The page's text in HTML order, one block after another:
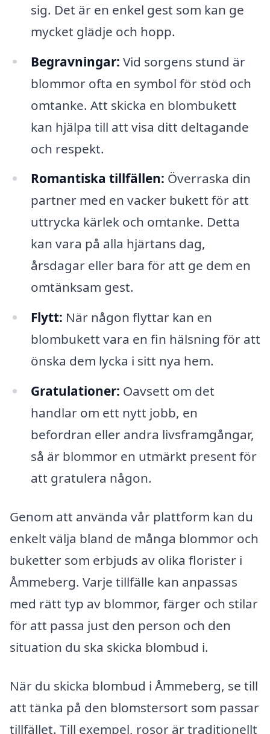
sig. Det är en enkel gest som kan ge
mycket glädje och hopp.
Begravningar: Vid sorgens stund är
blommor ofta en symbol för stöd och
omtanke. Att skicka en blombukett
kan hjälpa till att visa ditt deltagande
och respekt.
Romantiska tillfällen: Överraska din
partner med en vacker bukett för att
uttrycka kärlek och omtanke. Detta
kan vara på alla hjärtans dag,
årsdagar eller bara för att ge dem en
omtänksam gest.
Flytt: När någon flyttar kan en
blombukett vara en fin hälsning för att
önska dem lycka i sitt nya hem.
Gratulationer: Oavsett om det
handlar om ett nytt jobb, en
befordran eller andra livsframgångar,
så är blommor en utmärkt present för
att gratulera någon.
Genom att använda vår plattform kan du
enkelt välja bland de många blommor och
buketter som erbjuds av olika florister i
Åmmeberg. Varje tillfälle kan anpassas
med rätt typ av blommor, färger och stilar
för att passa just den person och den
situation du ska skicka blombud i.
När du skicka blombud i Åmmeberg, se till
att tänka på den blomstersort som passar
tillfället. Till exempel, rosor är traditionellt